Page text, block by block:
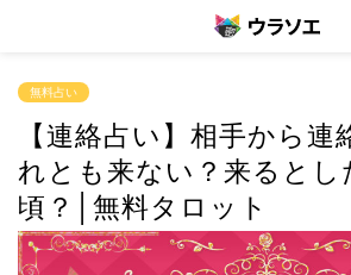
無料占い
【連絡占い】相手から連
れとも来ない？来るとし
頃？│無料タロット